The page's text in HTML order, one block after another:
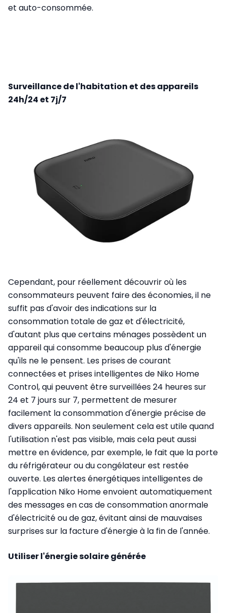
et auto-consommée.
Surveillance de l'habitation et des appareils
24h/24 et 7j/7
Cependant, pour réellement découvrir où les
consommateurs peuvent faire des économies, il ne
suffit pas d'avoir des indications sur la
consommation totale de gaz et d'électricité,
d'autant plus que certains ménages possèdent un
appareil qui consomme beaucoup plus d'énergie
qu'ils ne le pensent. Les prises de courant
connectées et prises intelligentes de Niko Home
Control, qui peuvent être surveillées 24 heures sur
24 et 7 jours sur 7, permettent de mesurer
facilement la consommation d'énergie précise de
divers appareils. Non seulement cela est utile quand
l'utilisation n'est pas visible, mais cela peut aussi
mettre en évidence, par exemple, le fait que la porte
du réfrigérateur ou du congélateur est restée
ouverte. Les alertes énergétiques intelligentes de
l'application Niko Home envoient automatiquement
des messages en cas de consommation anormale
d'électricité ou de gaz, évitant ainsi de mauvaises
surprises sur la facture d'énergie à la fin de l'année.
Utiliser l'énergie solaire générée